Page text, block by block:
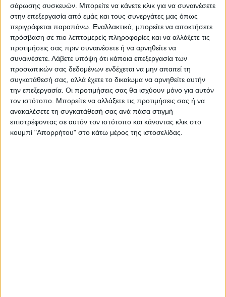
σάρωσης συσκευών. Μπορείτε να κάνετε κλικ για να συναινέσετε
στην επεξεργασία από εμάς και τους συνεργάτες μας όπως
περιγράφεται παραπάνω. Εναλλακτικά, μπορείτε να αποκτήσετε
πρόσβαση σε πιο λεπτομερείς πληροφορίες και να αλλάξετε τις
προτιμήσεις σας πριν συναινέσετε ή να αρνηθείτε να
συναινέσετε. Λάβετε υπόψη ότι κάποια επεξεργασία των
προσωπικών σας δεδομένων ενδέχεται να μην απαιτεί τη
συγκατάθεσή σας, αλλά έχετε το δικαίωμα να αρνηθείτε αυτήν
την επεξεργασία. Οι προτιμήσεις σας θα ισχύουν μόνο για αυτόν
τον ιστότοπο. Μπορείτε να αλλάξετε τις προτιμήσεις σας ή να
ανακαλέσετε τη συγκατάθεσή σας ανά πάσα στιγμή
επιστρέφοντας σε αυτόν τον ιστότοπο και κάνοντας κλικ στο
κουμπί "Απορρήτου" στο κάτω μέρος της ιστοσελίδας.
ακινητοποιήθηκε έπειτα από επισταμένες
αναζητήσεις των αστυνομικών ενώ ο
αστυνομικός μετέβη στο νοσοκομείο για
παροχή πρώτων βοηθειών. Ο συλληφθείς
θα οδηγηθεί στον Εισαγγελέα
Πλημμελειοδικών Καρδίτσας, ενώ την
προανάκριση για το περιστατικό διενεργεί
το Αστυνομικό Τμήμα Καρδίτσας.
Τελευταίες Ειδήσεις Σήμερα